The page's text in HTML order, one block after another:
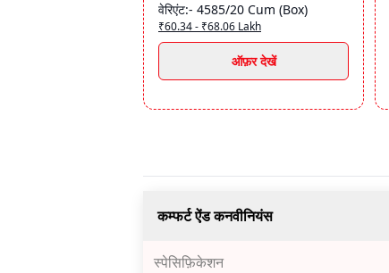
वेरिएंट:- 4585/20 Cum (Box)
₹60.34 - ₹68.06 Lakh
ऑफ़र देखें
कम्फर्ट ऐंड कनवीनियंस
स्पेसिफ़िकेशन